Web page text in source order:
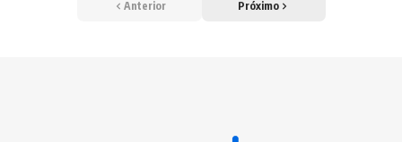
Anterior Próximo